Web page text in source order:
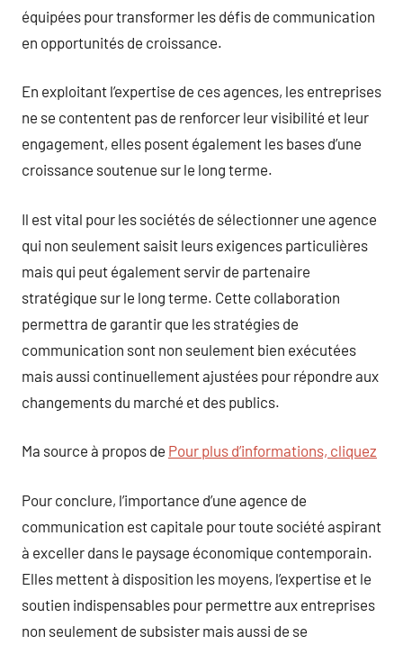
équipées pour transformer les défis de communication
en opportunités de croissance.
En exploitant l’expertise de ces agences, les entreprises
ne se contentent pas de renforcer leur visibilité et leur
engagement, elles posent également les bases d’une
croissance soutenue sur le long terme.
Il est vital pour les sociétés de sélectionner une agence
qui non seulement saisit leurs exigences particulières
mais qui peut également servir de partenaire
stratégique sur le long terme. Cette collaboration
permettra de garantir que les stratégies de
communication sont non seulement bien exécutées
mais aussi continuellement ajustées pour répondre aux
changements du marché et des publics.
Ma source à propos de Pour plus d’informations, cliquez
Pour conclure, l’importance d’une agence de
communication est capitale pour toute société aspirant
à exceller dans le paysage économique contemporain.
Elles mettent à disposition les moyens, l’expertise et le
soutien indispensables pour permettre aux entreprises
non seulement de subsister mais aussi de se